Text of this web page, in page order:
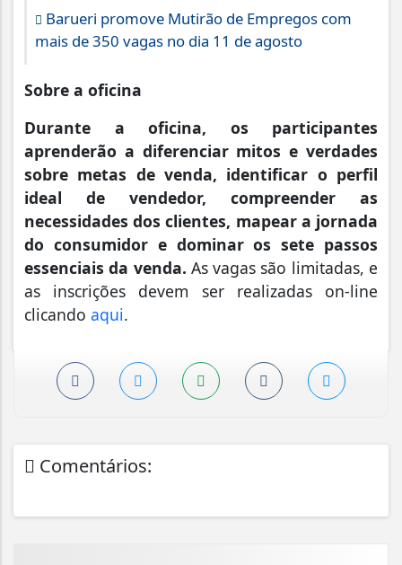
Barueri promove Mutirão de Empregos com
mais de 350 vagas no dia 11 de agosto
Sobre a oficina
Durante a oficina, os participantes
aprenderão a diferenciar mitos e verdades
sobre metas de venda, identificar o perfil
ideal de vendedor, compreender as
necessidades dos clientes, mapear a jornada
do consumidor e dominar os sete passos
essenciais da venda. As vagas são limitadas, e
as inscrições devem ser realizadas on-line
clicando aqui.
Comentários: